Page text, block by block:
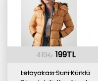
419₺ 199TL
Lelayakası Suni Kürklü